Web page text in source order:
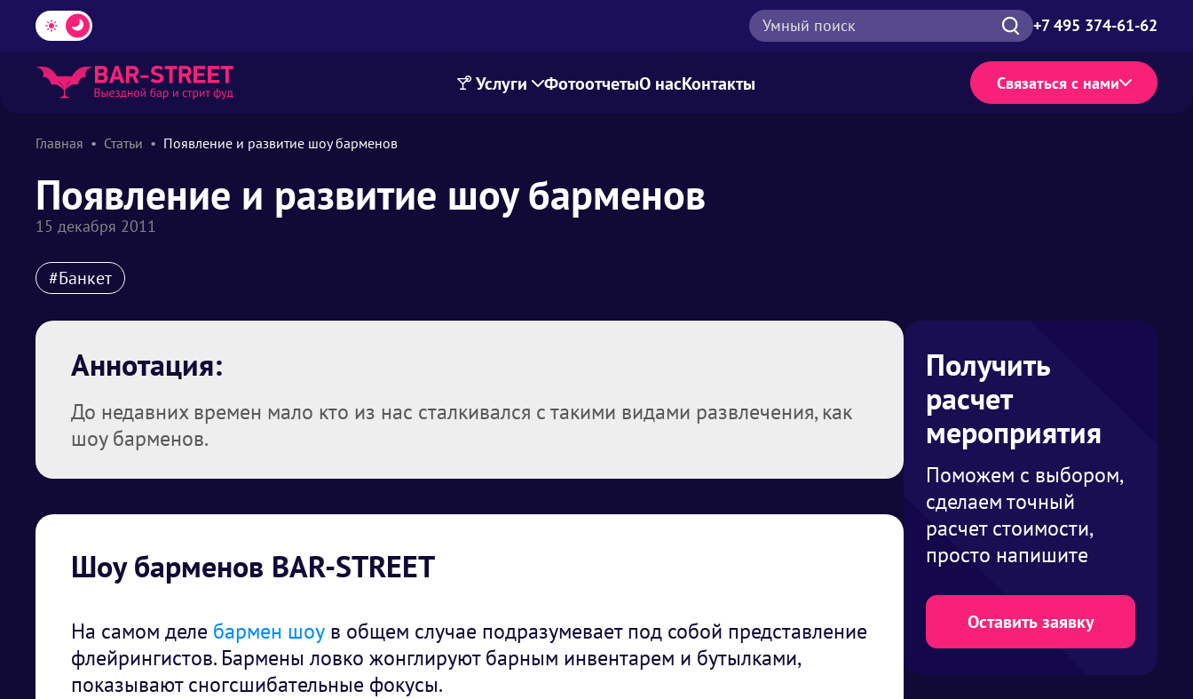
Умный поиск +7 495 374-61-62
Услуги ФотоотчетыО насКонтакты Связаться с нами
Главная Статьи Появление и развитие шоу барменов
Появление и развитие шоу барменов
15 декабря 2011
#Банкет
Аннотация:
До недавних времен мало кто из нас сталкивался с такими видами развлечения, как
шоу барменов.
Шоу барменов BAR-STREET
На самом деле бармен шоу в общем случае подразумевает под собой представление
флейрингистов. Бармены ловко жонглируют барным инвентарем и бутылками,
показывают сногсшибательные фокусы.
Получить
расчет
мероприятия
Поможем с выбором,
сделаем точный
расчет стоимости,
просто напишите
Оставить заявку